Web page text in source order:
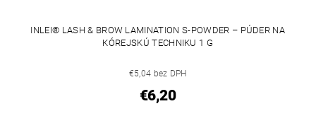
INLEI® LASH & BROW LAMINATION S-POWDER – PÚDER NA
KÓREJSKÚ TECHNIKU 1 G
€5,04 bez DPH
€6,20